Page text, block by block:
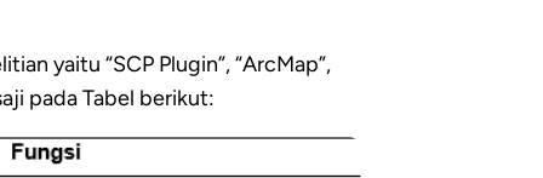
yaitu “SCP Plugin”, “ArcMap”,
pada Tabel berikut: